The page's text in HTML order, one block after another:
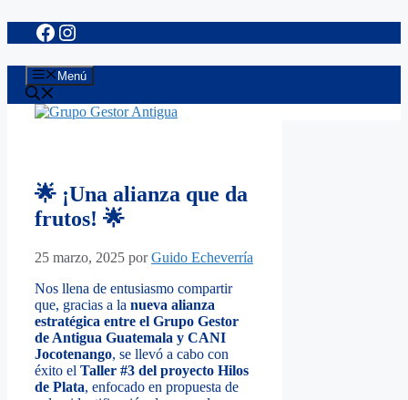
Saltar
al
Facebook
Instagram
Menú
🌟 ¡Una alianza que da
frutos! 🌟
25 marzo, 2025 porGuido Echeverría
Nos llena de entusiasmo compartir
que, gracias a la nueva alianza
estratégica entre el Grupo Gestor
de Antigua Guatemala y CANI
Jocotenango, se llevó a cabo con
éxito el Taller #3 del proyecto Hilos
de Plata, enfocado en propuesta de